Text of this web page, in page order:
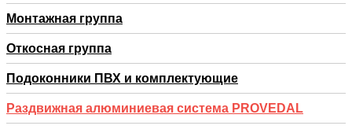
Монтажная группа
Откосная группа
Подоконники ПВХ и комплектующие
Раздвижная алюминиевая система PROVEDAL